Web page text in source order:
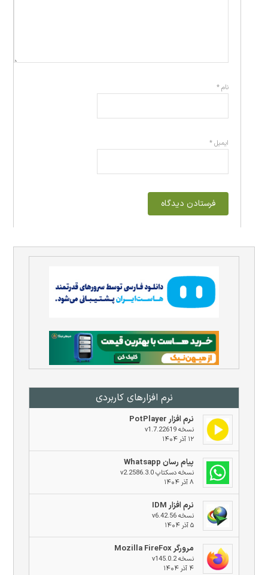
نرم افزار‌های کاربردی
نرم افزار PotPlayer
نسخه v1.7.22619
۱۲ آذر ۱۴۰۴
پیام رسان Whatsapp
نسخه دسکتاپ v2.2586.3.0
۸ آذر ۱۴۰۴
نرم افزار IDM
نسخه v6.42.56
۵ آذر ۱۴۰۴
مرورگر Mozilla FireFox
نسخه v145.0.2
۴ آذر ۱۴۰۴
نام*
ایمیل*